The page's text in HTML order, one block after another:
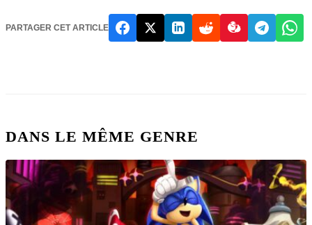
PARTAGER CET ARTICLE
DANS LE MÊME GENRE